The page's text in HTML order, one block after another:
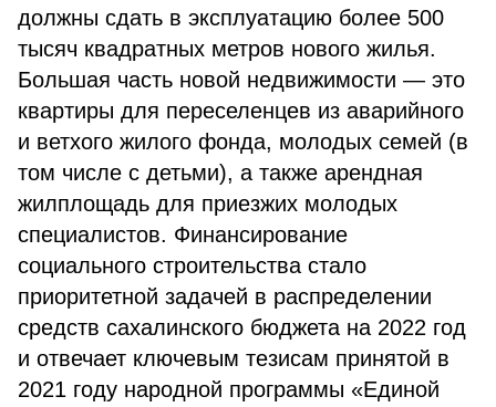
должны сдать в эксплуатацию более 500
тысяч квадратных метров нового жилья.
Большая часть новой недвижимости — это
квартиры для переселенцев из аварийного
и ветхого жилого фонда, молодых семей (в
том числе с детьми), а также арендная
жилплощадь для приезжих молодых
специалистов. Финансирование
социального строительства стало
приоритетной задачей в распределении
средств сахалинского бюджета на 2022 год
и отвечает ключевым тезисам принятой в
2021 году народной программы «Единой